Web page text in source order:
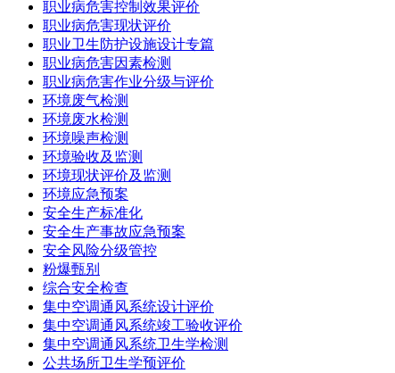
职业病危害控制效果评价
职业病危害现状评价
职业卫生防护设施设计专篇
职业病危害因素检测
职业病危害作业分级与评价
环境废气检测
环境废水检测
环境噪声检测
环境验收及监测
环境现状评价及监测
环境应急预案
安全生产标准化
安全生产事故应急预案
安全风险分级管控
粉爆甄别
综合安全检查
集中空调通风系统设计评价
集中空调通风系统竣工验收评价
集中空调通风系统卫生学检测
公共场所卫生学预评价